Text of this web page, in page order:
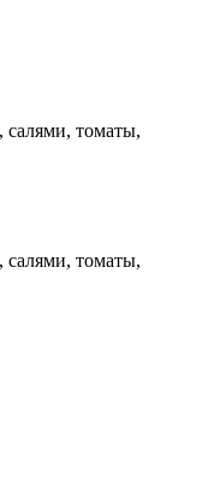
салями, томаты,
салями, томаты,